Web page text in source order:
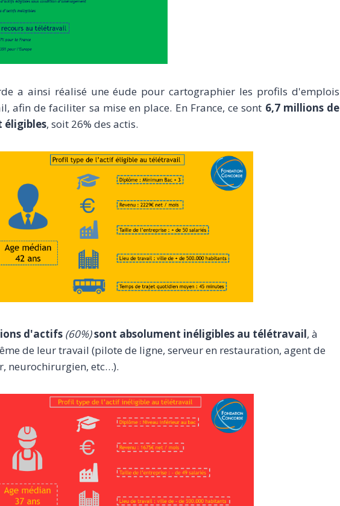
a ainsi réalisé une éude pour cartographier les profils d'emplois
afin de faciliter sa mise en place. En France, ce sont 6,7 millions de
éligibles, soit 26% des actis.
d'actifs (60%)sont absolument inéligibles au télétravail, à
de leur travail (pilote de ligne, serveur en restauration, agent de
neurochirurgien, etc…).